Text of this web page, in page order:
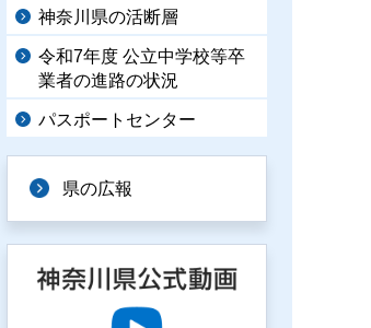
神奈川県の活断層
令和7年度 公立中学校等卒
業者の進路の状況
パスポートセンター
県の広報